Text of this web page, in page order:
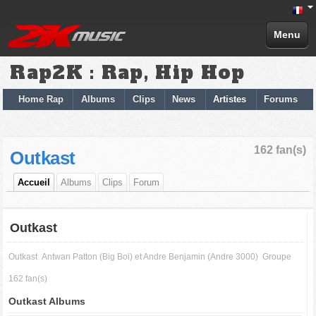
Menu
Rap2K : Rap, Hip Hop
Home Rap Albums Clips News Artistes Forums
162 fan(s)
Outkast
Accueil Albums Clips Forum
Outkast
Outkast Antwan Patton (Big Boi) et Andre Benjamin (Andre 3000) Groupe
162 fan(s)
Outkast Albums